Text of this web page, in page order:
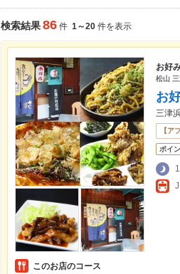
検索結果86 件 1～20 件を表示
お好
松山
お
三津
【ア
ポイ
このお店のコース